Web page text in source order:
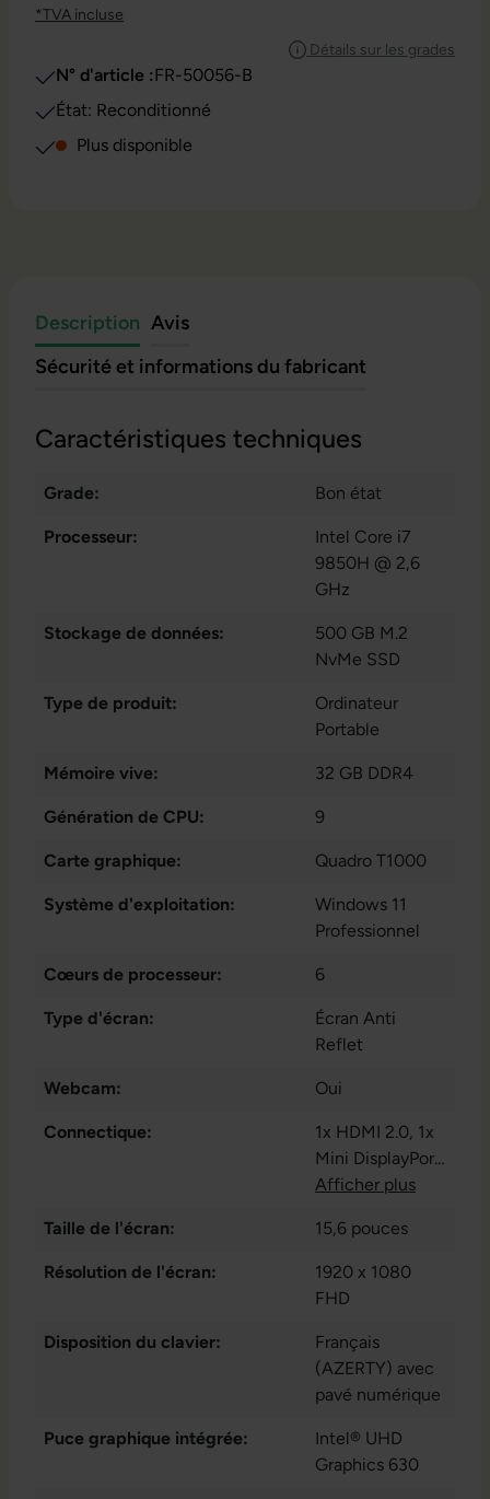
*TVA incluse
Détails sur les grades
N° d'article :FR-50056-B
État: Reconditionné
Plus disponible
Description Avis
Sécurité et informations du fabricant
Caractéristiques techniques
Grade: Bon état
Processeur:
Intel Core i7
9850H @ 2,6
GHz
Stockage de données:
500 GB M.2
NvMe SSD
Type de produit:
Ordinateur
Portable
Mémoire vive: 32 GB DDR4
Génération de CPU: 9
Carte graphique: Quadro T1000
Système d'exploitation:
Windows 11
Professionnel
Cœurs de processeur: 6
Type d'écran:
Écran Anti
Reflet
Webcam: Oui
Connectique: 1x HDMI 2.0, 1x
Mini DisplayPort
1.4, 1x audio /
combo 3.5 mm
2x USB 3.1 Gen 1
Type A
SD. SDHC.
SDXC)
Afficher plus
Taille de l'écran: 15,6 pouces
Résolution de l'écran:
1920 x 1080
FHD
Disposition du clavier:
Français
(AZERTY) avec
pavé numérique
Puce graphique intégrée:
Intel® UHD
Graphics 630